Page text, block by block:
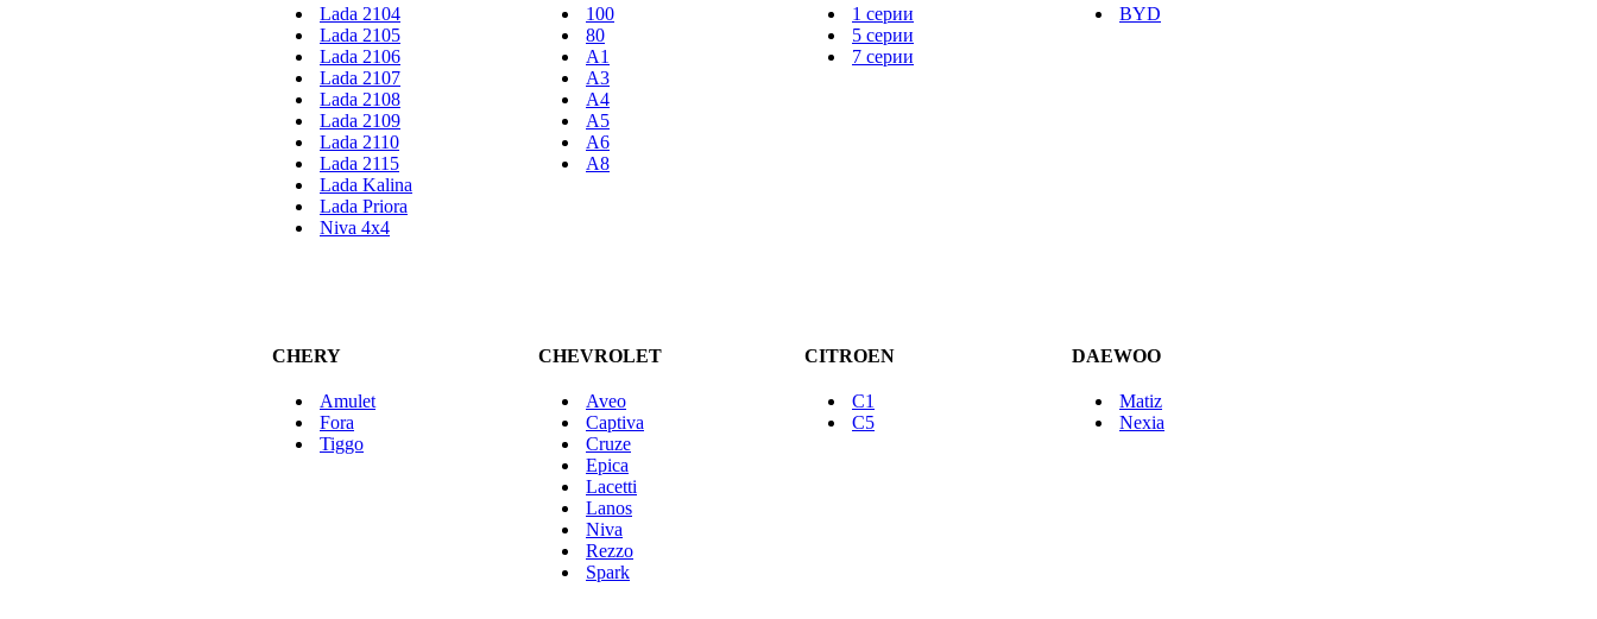
Lada 2104
Lada 2105
Lada 2106
Lada 2107
Lada 2108
Lada 2109
Lada 2110
Lada 2115
Lada Kalina
Lada Priora
Niva 4x4
100
80
A1
A3
A4
A5
A6
A8
1 серии
5 серии
7 серии
BYD
CHERY CHEVROLET CITROEN DAEWOO
Amulet
Fora
Tiggo
Aveo
Captiva
Cruze
Epica
Lacetti
Lanos
Niva
Rezzo
Spark
C1
C5
Matiz
Nexia